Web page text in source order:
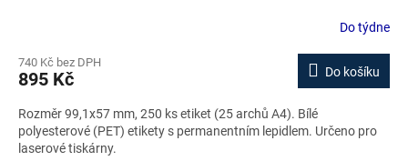
Do týdne
740 Kč bez DPH
895 Kč Do košíku
Rozměr 99,1x57 mm, 250 ks etiket (25 archů A4). Bílé
polyesterové (PET) etikety s permanentním lepidlem. Určeno pro
laserové tiskárny.